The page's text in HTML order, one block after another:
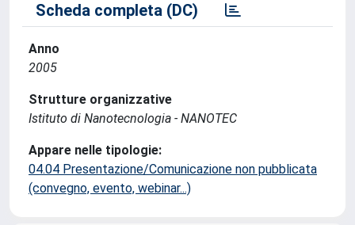
Scheda completa (DC)
Anno
2005
Strutture organizzative
Istituto di Nanotecnologia - NANOTEC
Appare nelle tipologie:
04.04 Presentazione/Comunicazione non pubblicata
(convegno, evento, webinar...)